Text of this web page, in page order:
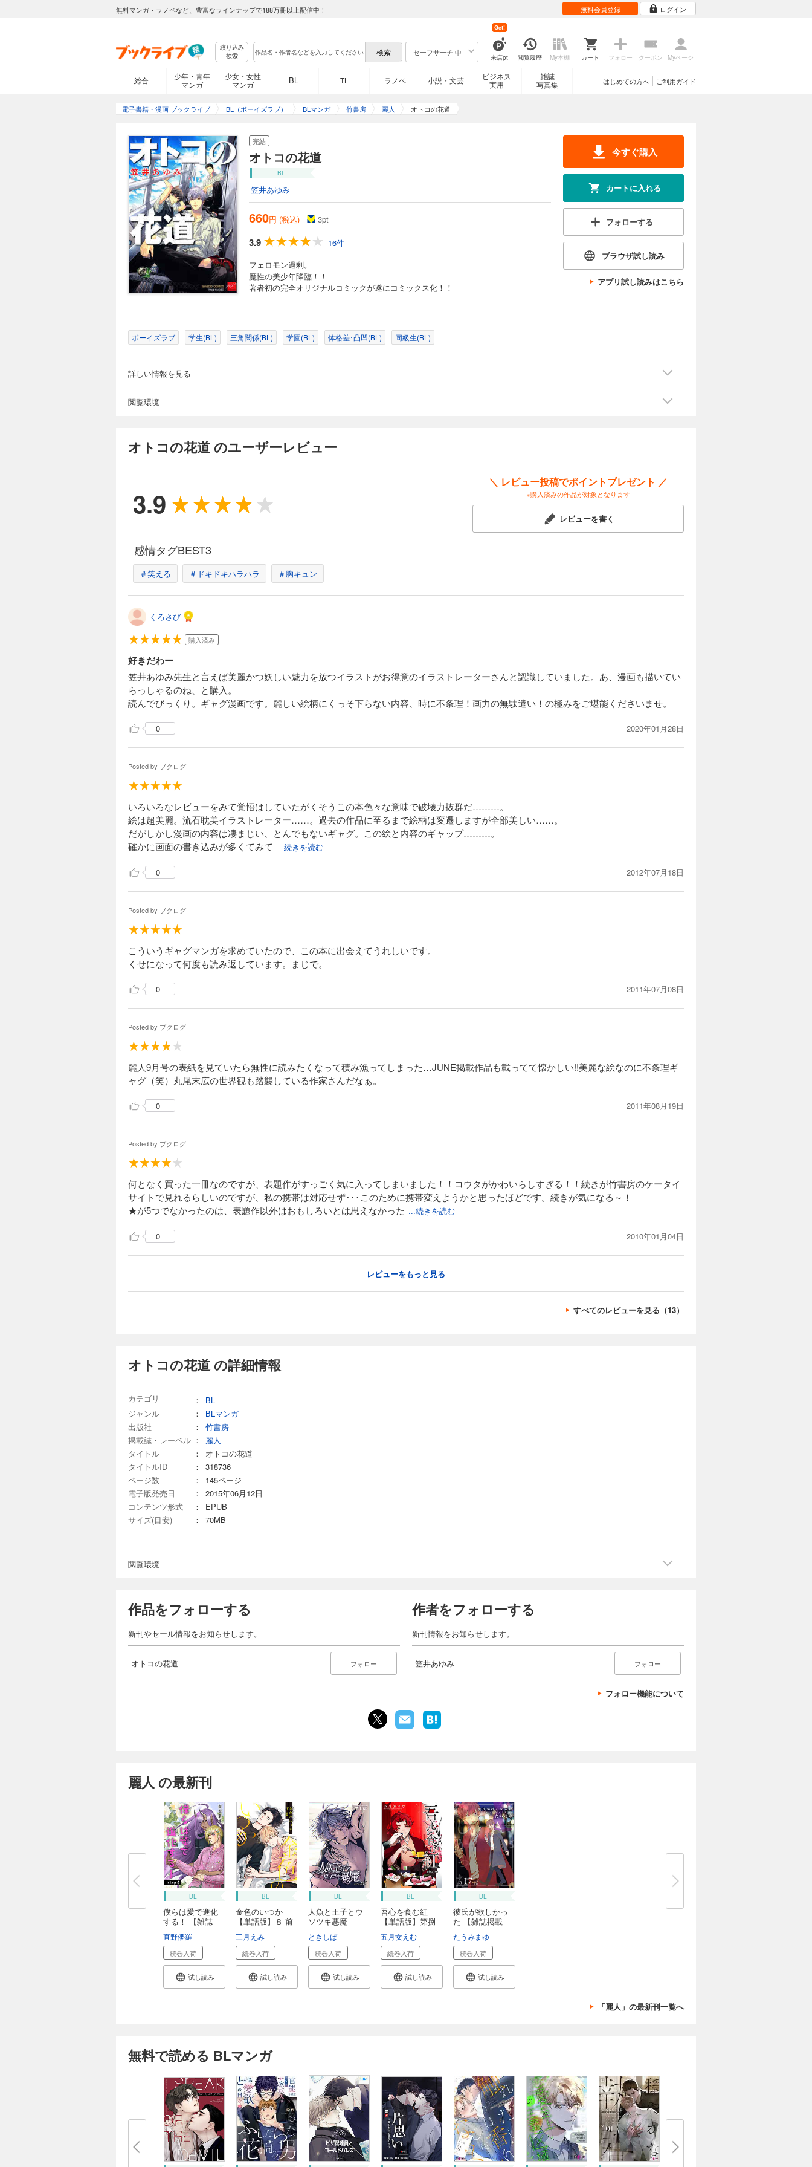
無料マンガ・ラノベなど、豊富なラインナップで188万冊以上配信中！ 無料会員登録 ログイン
絞り込み
検索
セーフサーチ 中
来店pt
Get!
閲覧履歴 My本棚 カート フォロー クーポン Myページ
総合
少年・青年
マンガ
少女・女性
マンガ
BL TL ラノベ 小説・文芸
ビジネス
実用
雑誌
写真集
ご利用ガイド
はじめての方へ
電子書籍・漫画 ブックライブ BL（ボーイズラブ） BLマンガ 竹書房 麗人 オトコの花道
完結
オトコの花道
BL
笠井あゆみ
660円 (税込) 3pt
3.9
16件
フェロモン過剰。
魔性の美少年降臨！！
著者初の完全オリジナルコミックが遂にコミックス化！！
今すぐ購入
カートに入れる
フォローする
ブラウザ試し読み
アプリ試し読みはこちら
ボーイズラブ 学生(BL) 三角関係(BL) 学園(BL) 体格差･凸凹(BL) 同級生(BL)
詳しい情報を見る
閲覧環境
オトコの花道 のユーザーレビュー
3.9
＼ レビュー投稿でポイントプレゼント ／
※購入済みの作品が対象となります
レビューを書く
感情タグBEST3
＃笑える ＃ドキドキハラハラ ＃胸キュン
くろさび
購入済み
好きだわー
笠井あゆみ先生と言えば美麗かつ妖しい魅力を放つイラストがお得意のイラストレーターさんと認識していました。あ、漫画も描いてい
らっしゃるのね、と購入。
読んでびっくり。ギャグ漫画です。麗しい絵柄にくっそ下らない内容、時に不条理！画力の無駄遣い！の極みをご堪能くださいませ。
0 2020年01月28日
Posted by ブクログ
いろいろなレビューをみて覚悟はしていたがくそうこの本色々な意味で破壊力抜群だ………。
絵は超美麗。流石耽美イラストレーター……。過去の作品に至るまで絵柄は変遷しますが全部美しい……。
だがしかし漫画の内容は凄まじい、とんでもないギャグ。この絵と内容のギャップ………。
確かに画面の書き込みが多くてみて
...続きを読む
0 2012年07月18日
Posted by ブクログ
こういうギャグマンガを求めていたので、この本に出会えてうれしいです。
くせになって何度も読み返しています。まじで。
0 2011年07月08日
Posted by ブクログ
麗人9月号の表紙を見ていたら無性に読みたくなって積み漁ってしまった…JUNE掲載作品も載ってて懐かしい!!美麗な絵なのに不条理ギ
ャグ（笑）丸尾末広の世界観も踏襲している作家さんだなぁ。
0 2011年08月19日
Posted by ブクログ
何となく買った一冊なのですが、表題作がすっごく気に入ってしまいました！！コウタがかわいらしすぎる！！続きが竹書房のケータイ
サイトで見れるらしいのですが、私の携帯は対応せず･･･このために携帯変えようかと思ったほどです。続きが気になる～！
★が5つでなかったのは、表題作以外はおもしろいとは思えなかった
...続きを読む
0 2010年01月04日
レビューをもっと見る
すべてのレビューを見る（13）
オトコの花道 の詳細情報
カテゴリ ：
BL
ジャンル
：
BLマンガ
出版社
：
竹書房
掲載誌・レーベル ：
麗人
タイトル
：
オトコの花道
タイトルID
：
318736
ページ数
：
145ページ
電子版発売日
：
2015年06月12日
コンテンツ形式
：
EPUB
サイズ(目安)
： 70MB
閲覧環境
作品をフォローする
新刊やセール情報をお知らせします。
オトコの花道 フォロー
作者をフォローする
新刊情報をお知らせします。
笠井あゆみ フォロー
フォロー機能について
麗人 の最新刊
BL
僕らは愛で進化
する！ 【雑誌
直野儚羅
続巻入荷
試し読み
BL
金色のいつか
【単話版】８ 前
三月えみ
続巻入荷
試し読み
BL
人魚と王子とウ
ソツキ悪魔
ときしば
続巻入荷
試し読み
BL
吾心を食む紅
【単話版】第捌
五月女えむ
続巻入荷
試し読み
BL
彼氏が欲しかっ
た 【雑誌掲載
たうみまゆ
続巻入荷
試し読み
「麗人」の最新刊一覧へ
無料で読める BLマンガ